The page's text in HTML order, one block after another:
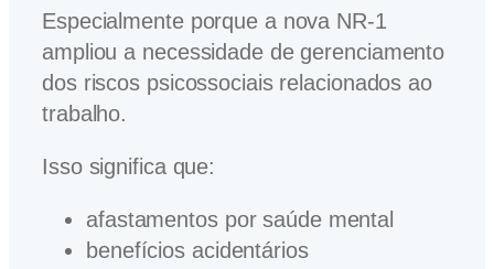
Especialmente porque a nova NR-1
ampliou a necessidade de gerenciamento
dos riscos psicossociais relacionados ao
trabalho.
Isso significa que:
afastamentos por saúde mental
benefícios acidentários